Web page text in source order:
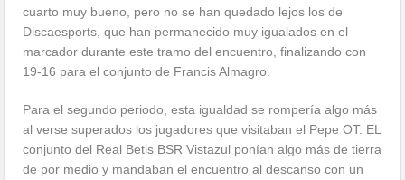
cuarto muy bueno, pero no se han quedado lejos los de
Discaesports, que han permanecido muy igualados en el
marcador durante este tramo del encuentro, finalizando con
19-16 para el conjunto de Francis Almagro.
Para el segundo periodo, esta igualdad se rompería algo más
al verse superados los jugadores que visitaban el Pepe OT. EL
conjunto del Real Betis BSR Vistazul ponían algo más de tierra
de por medio y mandaban el encuentro al descanso con un